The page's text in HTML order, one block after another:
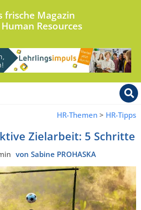
frische Magazin
Resources
HR-Themen > HR-Tipps
Zielarbeit: 5 Schritte
von Sabine PROHASKA